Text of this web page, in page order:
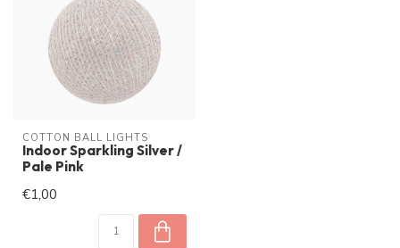
COTTON BALL LIGHTS
Indoor Sparkling Silver /
Pale Pink
€1,00